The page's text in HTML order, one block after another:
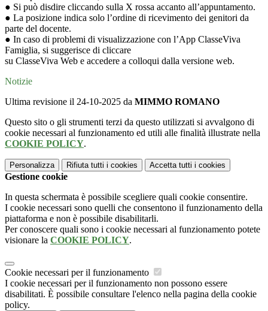
● Si può disdire cliccando sulla X rossa accanto all’appuntamento.
● La posizione indica solo l’ordine di ricevimento dei genitori da
parte del docente.
● In caso di problemi di visualizzazione con l’App ClasseViva
Famiglia, si suggerisce di cliccare
su ClasseViva Web e accedere a colloqui dalla versione web.
Notizie
Ultima revisione il 24-10-2025 da MIMMO ROMANO
Questo sito o gli strumenti terzi da questo utilizzati si avvalgono di
cookie necessari al funzionamento ed utili alle finalità illustrate nella
COOKIE POLICY.
Personalizza Rifiuta tutti i cookies Accetta tutti i cookies
Gestione cookie
In questa schermata è possibile scegliere quali cookie consentire.
I cookie necessari sono quelli che consentono il funzionamento della
piattaforma e non è possibile disabilitarli.
Per conoscere quali sono i cookie necessari al funzionamento potete
visionare la COOKIE POLICY.
Cookie necessari per il funzionamento
I cookie necessari per il funzionamento non possono essere
disabilitati. È possibile consultare l'elenco nella pagina della cookie
policy.